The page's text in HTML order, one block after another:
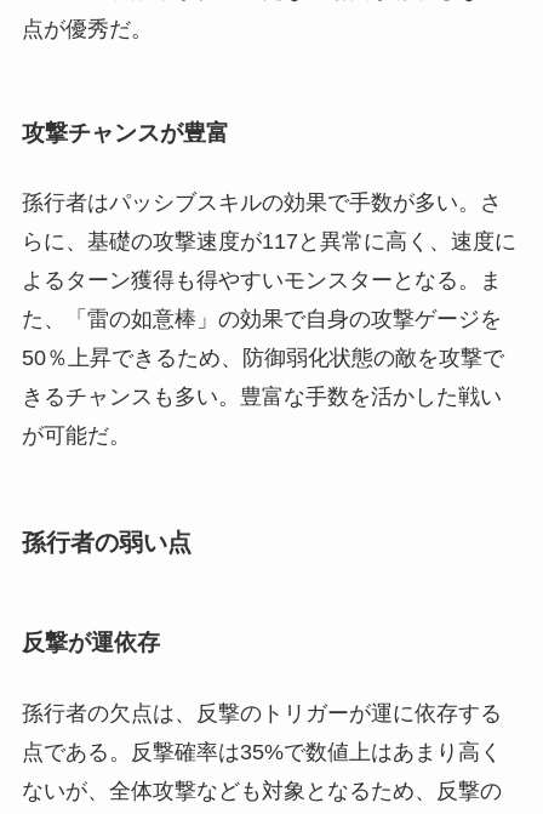
点が優秀だ。
攻撃チャンスが豊富
孫行者はパッシブスキルの効果で手数が多い。さ
らに、基礎の攻撃速度が117と異常に高く、速度に
よるターン獲得も得やすいモンスターとなる。ま
た、「雷の如意棒」の効果で自身の攻撃ゲージを
50％上昇できるため、防御弱化状態の敵を攻撃で
きるチャンスも多い。豊富な手数を活かした戦い
が可能だ。
孫行者の弱い点
反撃が運依存
孫行者の欠点は、反撃のトリガーが運に依存する
点である。反撃確率は35%で数値上はあまり高く
ないが、全体攻撃なども対象となるため、反撃の